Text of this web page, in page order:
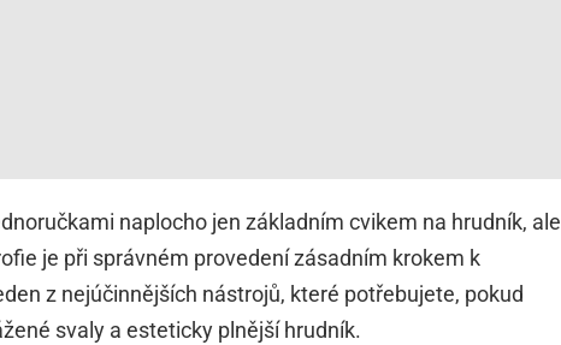
naplocho jen základním cvikem na hrudník, ale
je při správném provedení zásadním krokem k
z nejúčinnějších nástrojů, které potřebujete, pokud
svaly a esteticky plnější hrudník.